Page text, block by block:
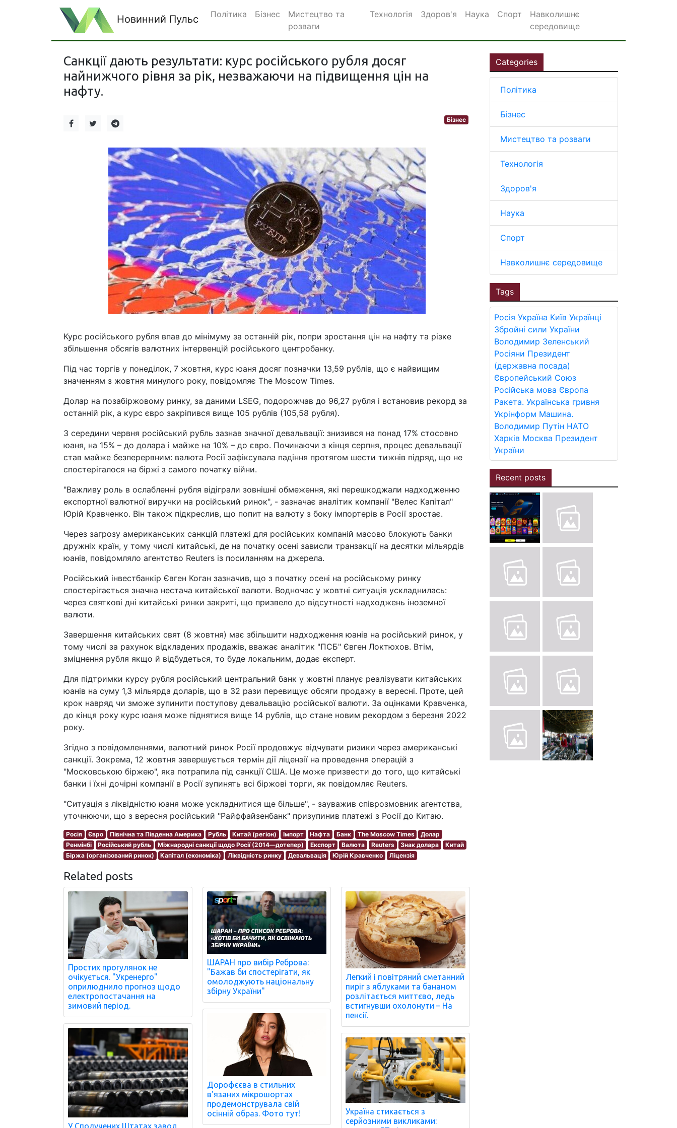
Новинний Пульс Політика Бізнес
Мистецтво та
розваги
Технологія Здоров'я Наука Спорт
Навколишнє
середовище
Санкції дають результати: курс російського рубля досяг
найнижчого рівня за рік, незважаючи на підвищення цін на
нафту.
Бізнес
Курс російського рубля впав до мінімуму за останній рік, попри зростання цін на нафту та різке
збільшення обсягів валютних інтервенцій російського центробанку.
Під час торгів у понеділок, 7 жовтня, курс юаня досяг позначки 13,59 рублів, що є найвищим
значенням з жовтня минулого року, повідомляє The Moscow Times.
Долар на позабіржовому ринку, за даними LSEG, подорожчав до 96,27 рубля і встановив рекорд за
останній рік, а курс євро закріпився вище 105 рублів (105,58 рубля).
З середини червня російський рубль зазнав значної девальвації: знизився на понад 17% стосовно
юаня, на 15% – до долара і майже на 10% – до євро. Починаючи з кінця серпня, процес девальвації
став майже безперервним: валюта Росії зафіксувала падіння протягом шести тижнів підряд, що не
спостерігалося на біржі з самого початку війни.
"Важливу роль в ослабленні рубля відіграли зовнішні обмеження, які перешкоджали надходженню
експортної валютної виручки на російський ринок", - зазначає аналітик компанії "Велес Капітал"
Юрій Кравченко. Він також підкреслив, що попит на валюту з боку імпортерів в Росії зростає.
Через загрозу американських санкцій платежі для російських компаній масово блокують банки
дружніх країн, у тому числі китайські, де на початку осені зависли транзакції на десятки мільярдів
юанів, повідомляло агентство Reuters із посиланням на джерела.
Російський інвестбанкір Євген Коган зазначив, що з початку осені на російському ринку
спостерігається значна нестача китайської валюти. Водночас у жовтні ситуація ускладнилась:
через святкові дні китайські ринки закриті, що призвело до відсутності надходжень іноземної
валюти.
Завершення китайських свят (8 жовтня) має збільшити надходження юанів на російський ринок, у
тому числі за рахунок відкладених продажів, вважає аналітик "ПСБ" Євген Локтюхов. Втім,
зміцнення рубля якщо й відбудеться, то буде локальним, додає експерт.
Для підтримки курсу рубля російський центральний банк у жовтні планує реалізувати китайських
юанів на суму 1,3 мільярда доларів, що в 32 рази перевищує обсяги продажу в вересні. Проте, цей
крок навряд чи зможе зупинити поступову девальвацію російської валюти. За оцінками Кравченка,
до кінця року курс юаня може піднятися вище 14 рублів, що стане новим рекордом з березня 2022
року.
Згідно з повідомленнями, валютний ринок Росії продовжує відчувати ризики через американські
санкції. Зокрема, 12 жовтня завершується термін дії ліцензії на проведення операцій з
"Московською біржею", яка потрапила під санкції США. Це може призвести до того, що китайські
банки і їхні дочірні компанії в Росії зупинять всі біржові торги, як повідомляє Reuters.
"Ситуація з ліквідністю юаня може ускладнитися ще більше", - зауважив співрозмовник агентства,
уточнюючи, що з вересня російський "Райффайзенбанк" призупинив платежі з Росії до Китаю.
Росія Євро Північна та Південна Америка Рубль Китай (регіон) Імпорт Нафта Банк The Moscow Times
Долар
Ренмінбі
Російський рубль Міжнародні санкції щодо Росії (2014—дотепер) Експорт Валюта Reuters Знак долара
Китай
Біржа (організований ринок)
Капітал (економіка) Ліквідність ринку Девальвація Юрій Кравченко Ліцензія
Related posts
Простих прогулянок не
очікується. "Укренерго"
оприлюднило прогноз щодо
електропостачання на
зимовий період.
У Сполучених Штатах завод,
ШАРАН про вибір Реброва:
"Бажав би спостерігати, як
омолоджують національну
збірну України"
Дорофєєва в стильних
в'язаних мікрошортах
продемонструвала свій
осінній образ. Фото тут!
Легкий і повітряний сметанний
пиріг з яблуками та бананом
розлітається миттєво, ледь
встигнувши охолонути – На
пенсії.
Україна стикається з
серйозними викликами:
Categories
Політика
Бізнес
Мистецтво та розваги
Технологія
Здоров'я
Наука
Спорт
Навколишнє середовище
Tags
Росія Україна Київ Українці
Збройні сили України
Володимир Зеленський
Росіяни Президент
(державна посада)
Європейський Союз
Російська мова Європа
Ракета. Українська гривня
Укрінформ Машина.
Володимир Путін НАТО
Харків Москва Президент
України
Recent posts